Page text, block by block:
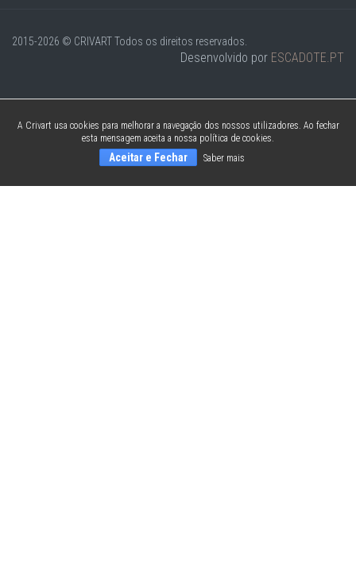
2015-2026 © CRIVARTTodos os direitos reservados.
Desenvolvido por ESCADOTE.PT
A Crivart usa cookies para melhorar a navegação dos nossos utilizadores. Ao fechar
esta mensagem aceita a nossa política de cookies.
Aceitar e Fechar Saber mais